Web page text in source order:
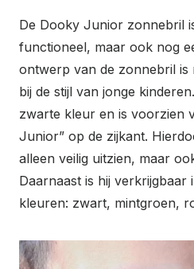
De Dooky Junior zonnebril
functioneel, maar ook nog
ontwerp van de zonnebril is
bij de stijl van jonge
zwarte kleur en is voorzien
Junior” op de zijkant.
alleen veilig uitzien, maar
Daarnaast is hij verkrijgbaar
kleuren: zwart, mintgroen,